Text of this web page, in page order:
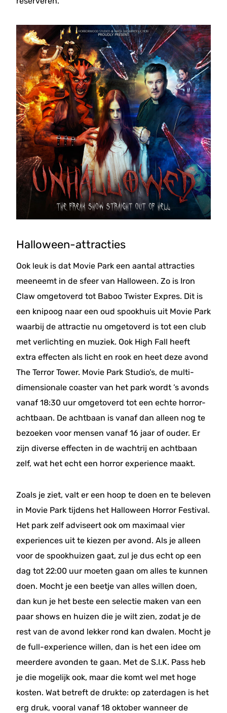
Halloween-attracties
Ook leuk is dat Movie Park een aantal attracties
meeneemt in de sfeer van Halloween. Zo is Iron
Claw omgetoverd tot Baboo Twister Expres. Dit is
een knipoog naar een oud spookhuis uit Movie Park
waarbij de attractie nu omgetoverd is tot een club
met verlichting en muziek. Ook High Fall heeft
extra effecten als licht en rook en heet deze avond
The Terror Tower. Movie Park Studio’s, de multi-
dimensionale coaster van het park wordt ’s avonds
vanaf 18:30 uur omgetoverd tot een echte horror-
achtbaan. De achtbaan is vanaf dan alleen nog te
bezoeken voor mensen vanaf 16 jaar of ouder. Er
zijn diverse effecten in de wachtrij en achtbaan
zelf, wat het echt een horror experience maakt.
Zoals je ziet, valt er een hoop te doen en te beleven
in Movie Park tijdens het Halloween Horror Festival.
Het park zelf adviseert ook om maximaal vier
experiences uit te kiezen per avond. Als je alleen
voor de spookhuizen gaat, zul je dus echt op een
dag tot 22:00 uur moeten gaan om alles te kunnen
doen. Mocht je een beetje van alles willen doen,
dan kun je het beste een selectie maken van een
paar shows en huizen die je wilt zien, zodat je de
rest van de avond lekker rond kan dwalen. Mocht je
de full-experience willen, dan is het een idee om
meerdere avonden te gaan. Met de S.I.K. Pass heb
je die mogelijk ook, maar die komt wel met hoge
kosten. Wat betreft de drukte: op zaterdagen is het
erg druk, vooral vanaf 18 oktober wanneer de